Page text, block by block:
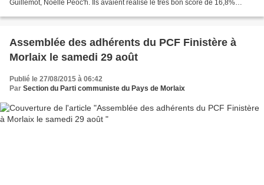
Guillemot, Noëlle Péoc'h. Ils avaient réalisé le très bon score de 16,8%
Assemblée des adhérents du PCF Finistère à
Morlaix le samedi 29 août
Publié le 27/08/2015 à 06:42
Par Section du Parti communiste du Pays de Morlaix